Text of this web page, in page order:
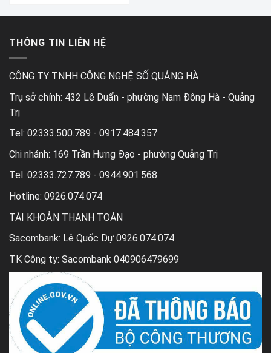
THÔNG TIN LIÊN HỆ
CÔNG TY TNHH CÔNG NGHỆ SỐ QUẢNG HÀ
Trụ sở chính: 432 Lê Duẩn - phường Nam Đông Hà - Quảng
Trị
Tel: 02333.500.789 - 0917.484.357
Chi nhánh: 169 Trần Hưng Đạo - phường Quảng Trị
Tel: 02333.727.789 - 0944.901.568
Hotline: 0926.074.074
TÀI KHOẢN THANH TOÁN
Sacombank: Lê Quốc Dự 0926.074.074
TK Công ty: Sacombank 040906479699